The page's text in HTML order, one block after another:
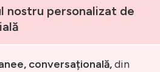
nostru personalizat de
conversațională,din